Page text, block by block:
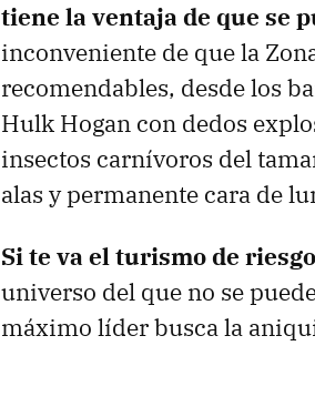
tiene la ventaja de que se
inconveniente de que la
recomendables, desde los
Hulk Hogan con dedos
insectos carnívoros del
alas y permanente cara de
Si te va el turismo de
universo del que no se
máximo líder busca la